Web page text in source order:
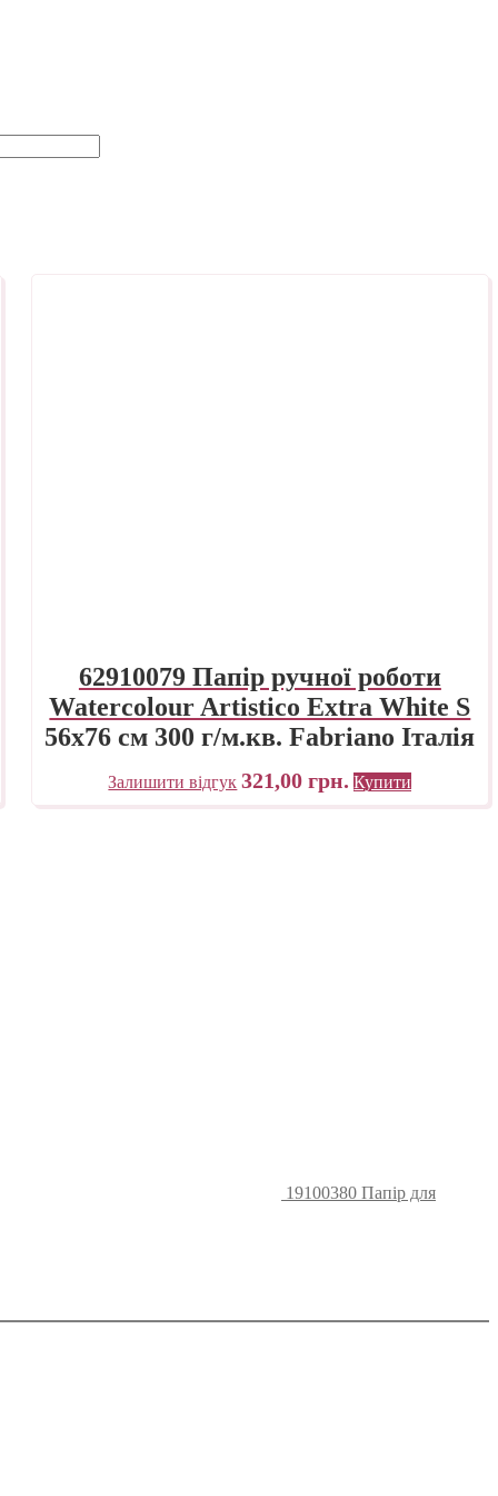
62910079 Папір ручної роботи
Watercolour Artistico Extra White S
56х76 см 300 г/м.кв. Fabriano Італія
Залишити відгук 321,00грн. Купити
19100380 Папір для